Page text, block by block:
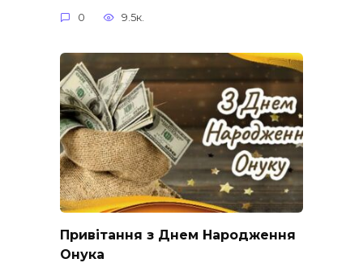
0 9.5к.
Привітання з Днем Народження
Онука